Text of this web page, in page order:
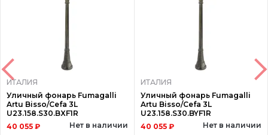
ИТАЛИЯ
Уличный фонарь Fumagalli
Artu Bisso/Cefa 3L
U23.158.S30.BXF1R
40 055 ₽
Нет в наличии
ИТАЛИЯ
Уличный фонарь Fumagalli
Artu Bisso/Cefa 3L
U23.158.S30.BYF1R
40 055 ₽
Нет в наличии